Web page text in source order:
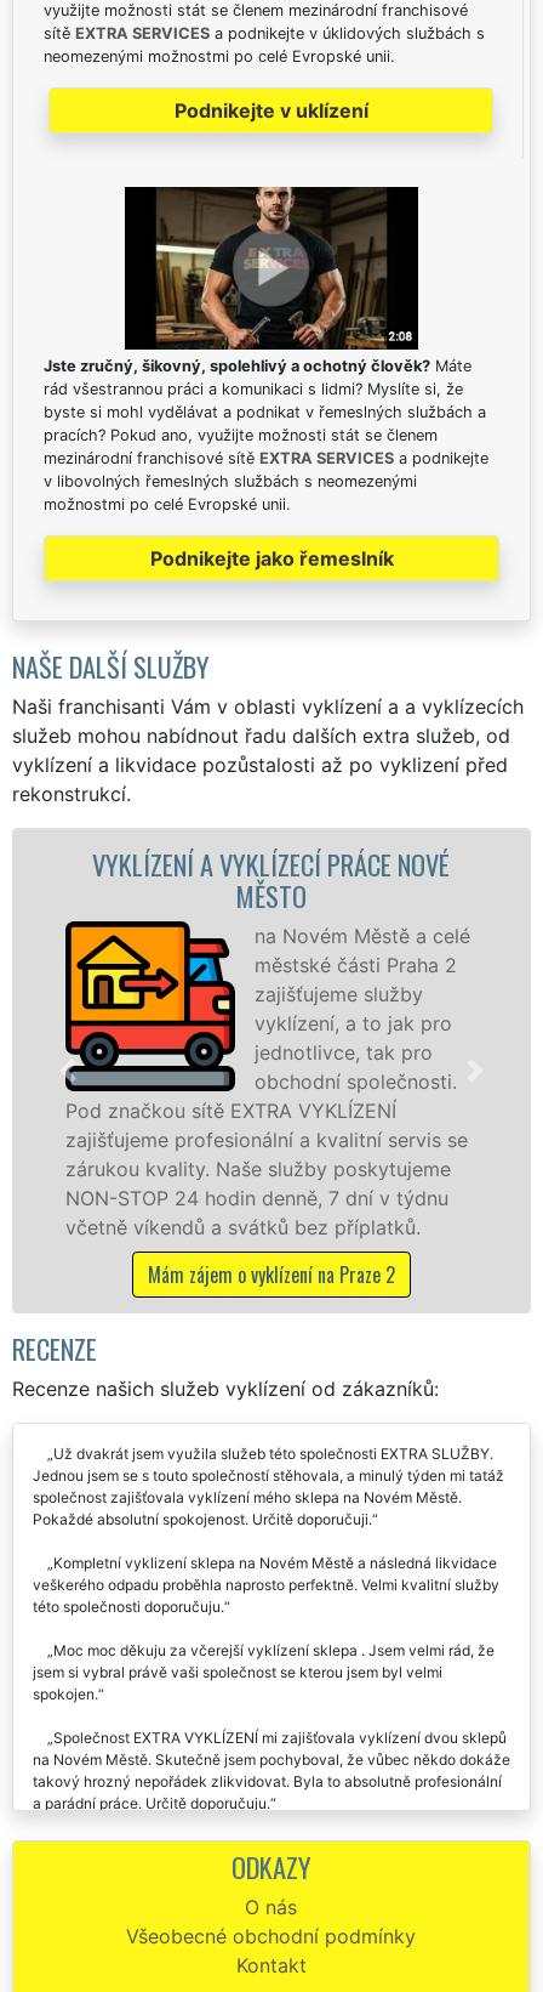
využijte možnosti stát se členem mezinárodní franchisové
sítě EXTRA SERVICES a podnikejte v úklidových službách s
neomezenými možnostmi po celé Evropské unii.
Podnikejte v uklízení
Jste zručný, šikovný, spolehlivý a ochotný člověk? Máte
rád všestrannou práci a komunikaci s lidmi? Myslíte si, že
byste si mohl vydělávat a podnikat v řemeslných službách a
pracích? Pokud ano, využijte možnosti stát se členem
mezinárodní franchisové sítě EXTRA SERVICES a podnikejte
v libovolných řemeslných službách s neomezenými
možnostmi po celé Evropské unii.
Podnikejte jako řemeslník
NAŠE DALŠÍ SLUŽBY
Naši franchisanti Vám v oblasti vyklízení a a vyklízecích
služeb mohou nabídnout řadu dalších extra služeb, od
vyklízení a likvidace pozůstalosti až po vyklizení před
rekonstrukcí.
A VYKLÍZECÍ PRÁCE NOVÉ
na Novém Městě a celé
městské části Praha 2
zajišťujeme služby
vyklízení, a to jak pro
jednotlivce, tak pro
obchodní společnosti.
sítě EXTRA VYKLÍZENÍ
profesionální a kvalitní servis se
Naše služby poskytujeme
24 hodin denně, 7 dní v týdnu
a svátků bez příplatků.
zájem o vyklízení na Praze 2
VYKLÍZECÍ
na Novém
osobám se
práce, a to
RECENZE
Recenze našich služeb vyklízení od zákazníků:
Už dvakrát jsem využila služeb této společnosti EXTRA SLUŽBY.
Jednou jsem se s touto společností stěhovala, a minulý týden mi tatáž
společnost zajišťovala vyklízení mého sklepa na Novém Městě.
Pokaždé absolutní spokojenost. Určitě doporučuji.
Kompletní vyklizení sklepa na Novém Městě a následná likvidace
veškerého odpadu proběhla naprosto perfektně. Velmi kvalitní služby
této společnosti doporučuju.
Moc moc děkuju za včerejší vyklízení sklepa . Jsem velmi rád, že
jsem si vybral právě vaši společnost se kterou jsem byl velmi
spokojen.
Společnost EXTRA VYKLÍZENÍ mi zajišťovala vyklízení dvou sklepů
na Novém Městě. Skutečně jsem pochyboval, že vůbec někdo dokáže
takový hrozný nepořádek zlikvidovat. Byla to absolutně profesionální
a parádní práce. Určitě doporučuju.
Potřebovala jsem zajistit vyklizení sklepa na Novém Městě po naší
babičce a právě na tuto práci jsem si vybrala firmu EXTRA SLUŽBY.
Vyklízení sklepa na Novém Městě proběhlo naprosto bezchybně a
přesně v čase na kterém jsme se domluvili. I cena byla přesně taková
ODKAZY
O nás
Všeobecné obchodní podmínky
Kontakt